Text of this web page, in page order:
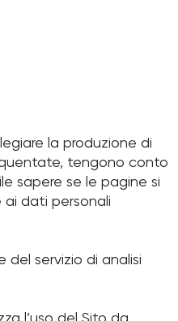
la produzione di
tengono conto
sapere se le pagine si
dati personali
del servizio di analisi